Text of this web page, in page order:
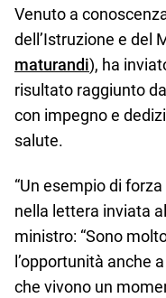
Venuto a
dell’Istruzione e del
maturandi), ha
risultato raggiunto
con impegno e
salute.
“Un esempio di
nella lettera inviata
ministro: “Sono
l’opportunità anche
che vivono un